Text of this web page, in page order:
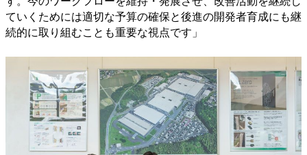
ていくためには適切な予算の確保と後進の開発者育成にも継
続的に取り組むことも重要な視点です」